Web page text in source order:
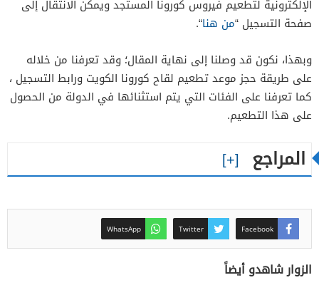
الإلكترونية لتطعيم فيروس كورونا المستجد ويمكن الانتقال إلى
صفحة التسجيل “من هنا“.
وبهذا، نكون قد وصلنا إلى نهاية المقال؛ وقد تعرفنا من خلاله
على طريقة حجز موعد تطعيم لقاح كورونا الكويت ورابط التسجيل ،
كما تعرفنا على الفئات التي يتم استثنائها في الدولة من الحصول
على هذا التطعيم.
المراجع
Facebook
Twitter
WhatsApp
الزوار شاهدو أيضاً